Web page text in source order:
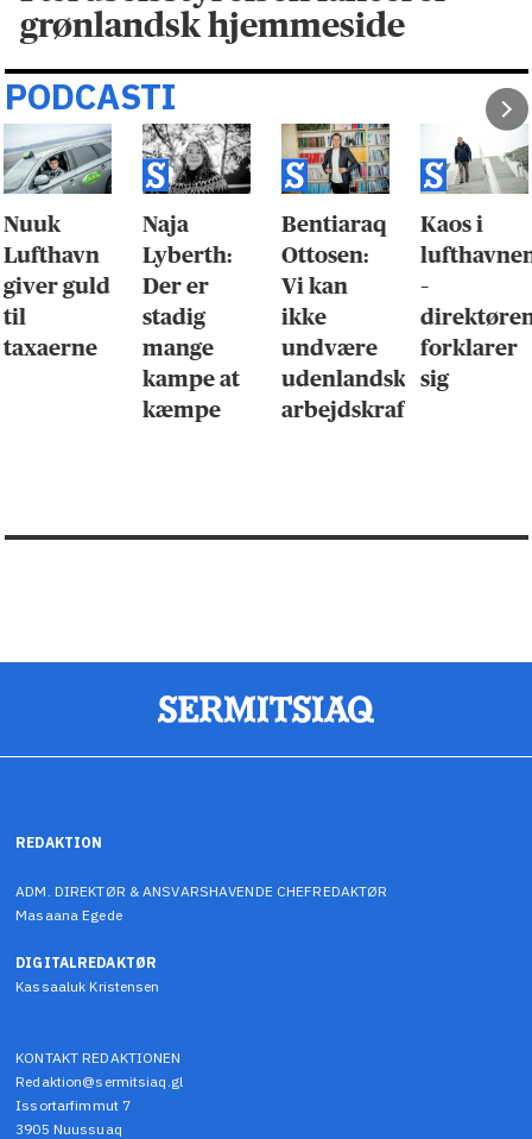
grønlandsk hjemmeside
PODCASTI
Nuuk
Lufthavn
giver guld
til
taxaerne
Naja
Lyberth:
Der er
stadig
mange
kampe at
kæmpe
Bentiaraq
Ottosen:
Vi kan
ikke
undvære
udenlandsk
arbejdskraft
Kaos i
–
forklarer
sig
REDAKTION
ADM. DIREKTØR & ANSVARSHAVENDE CHEFREDAKTØR
Masaana Egede
DIGITALREDAKTØR
Kassaaluk Kristensen
KONTAKT REDAKTIONEN
Redaktion@sermitsiaq.gl
Issortarfimmut 7
3905 Nuussuaq